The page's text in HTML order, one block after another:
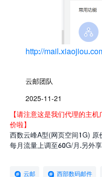
http://
云邮团队
2025-11-21
【请注意这是我们代理的主
价啦】
西数云峰A型(网页空间1G)
每月流量上调至60G/月.另外
云邮 西部数码邮件